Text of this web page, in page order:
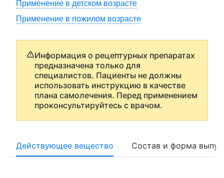
Применение в детском возрасте
Применение в пожилом возрасте
Информация о рецептурных препаратах
предназначена только для
специалистов. Пациенты не должны
использовать инструкцию в качестве
плана самолечения. Перед применением
проконсультируйтесь с врачом.
Действующее вещество Состав и форма